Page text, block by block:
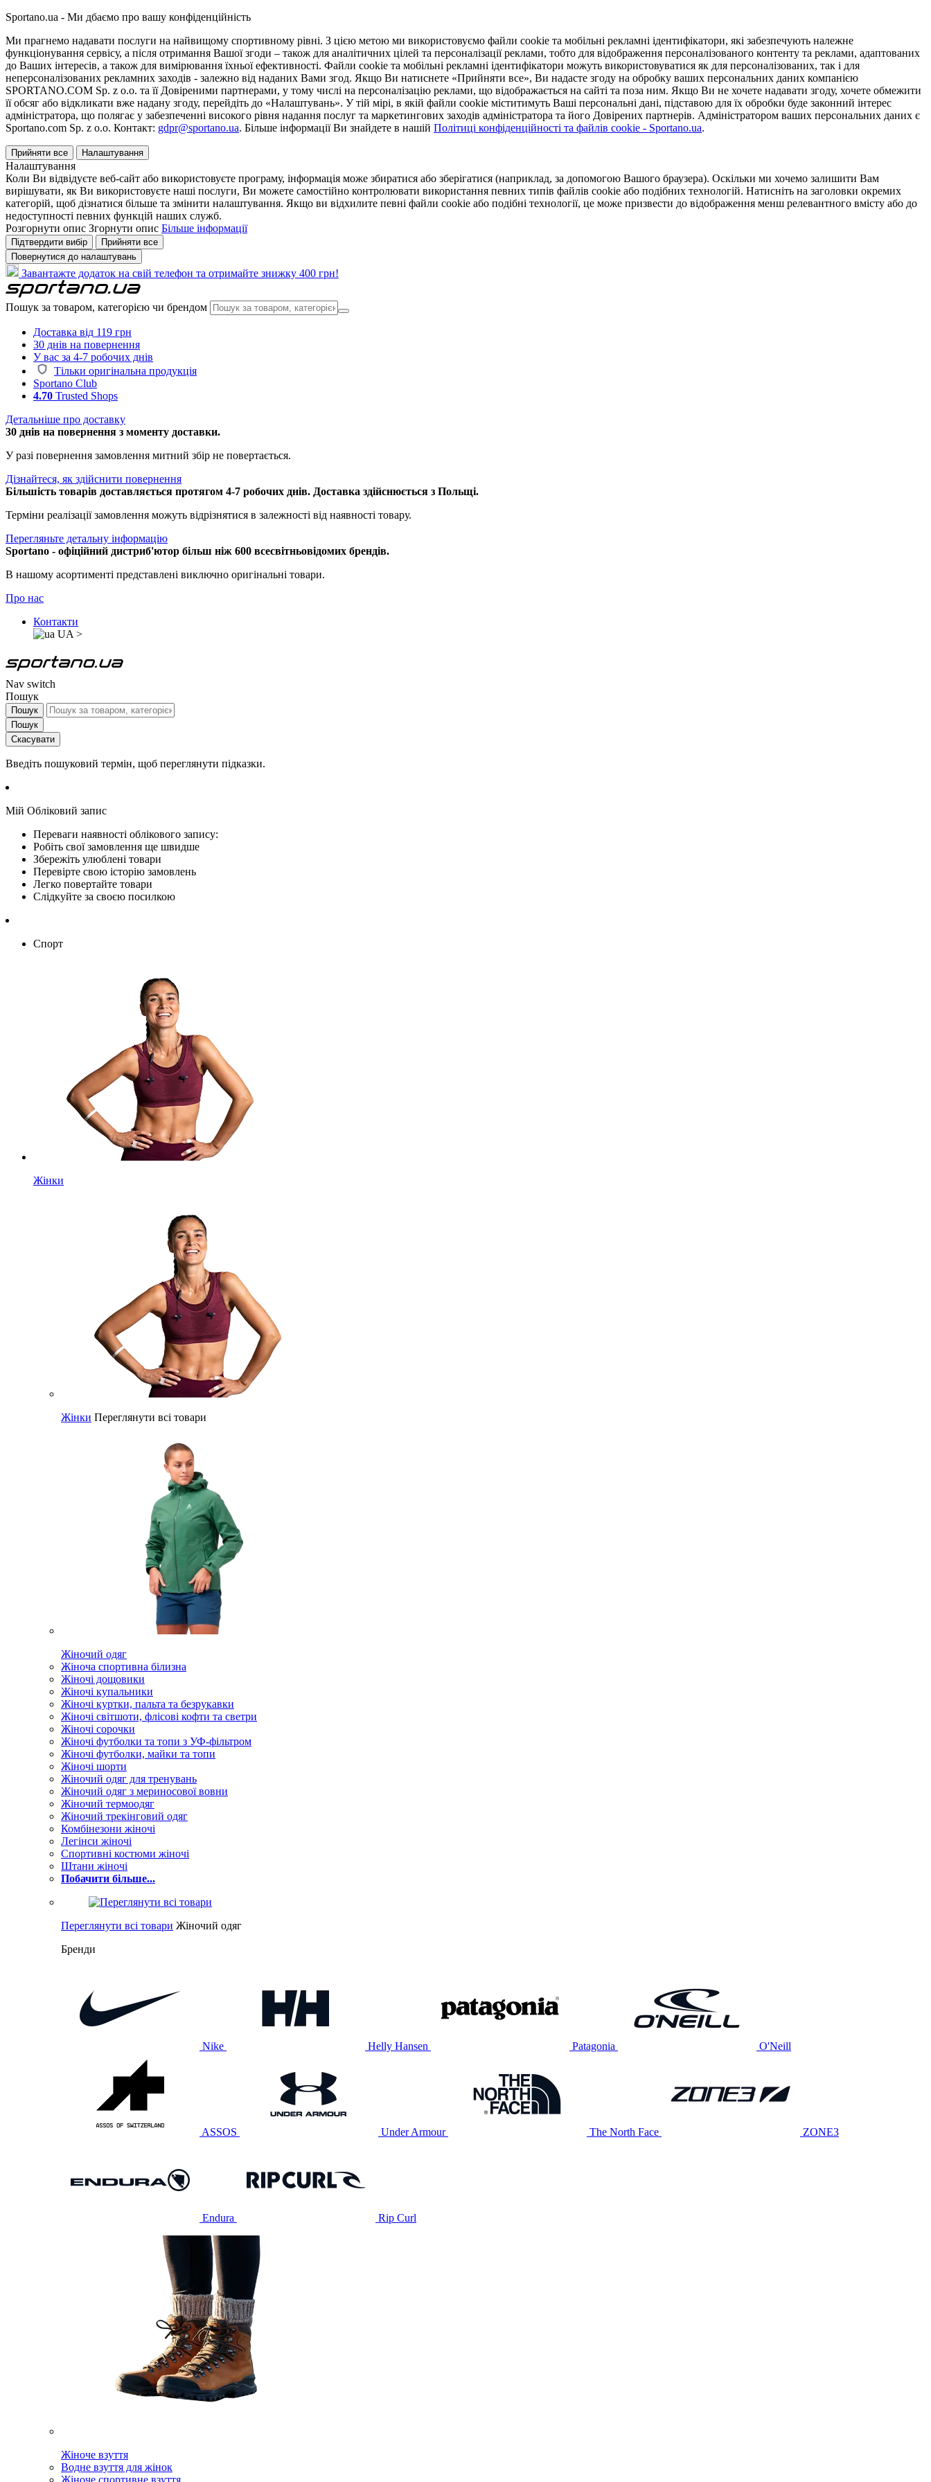
Sportano.ua - Ми дбаємо про вашу конфіденційність
Ми прагнемо надавати послуги на найвищому спортивному рівні. З цією метою ми використовуємо файли cookie та мобільні рекламні ідентифікатори, які забезпечують належне
функціонування сервісу, а після отримання Вашої згоди – також для аналітичних цілей та персоналізації реклами, тобто для відображення персоналізованого контенту та реклами, адаптованих
до Ваших інтересів, а також для вимірювання їхньої ефективності. Файли cookie та мобільні рекламні ідентифікатори можуть використовуватися як для персоналізованих, так і для
неперсоналізованих рекламних заходів - залежно від наданих Вами згод. Якщо Ви натиснете «Прийняти все», Ви надасте згоду на обробку ваших персональних даних компанією
SPORTANO.COM Sp. z o.o. та її Довіреними партнерами, у тому числі на персоналізацію реклами, що відображається на сайті та поза ним. Якщо Ви не хочете надавати згоду, хочете обмежити
її обсяг або відкликати вже надану згоду, перейдіть до «Налаштувань». У тій мірі, в якій файли cookie міститимуть Ваші персональні дані, підставою для їх обробки буде законний інтерес
адміністратора, що полягає у забезпеченні високого рівня надання послуг та маркетингових заходів адміністратора та його Довірених партнерів. Адміністратором ваших персональних даних є
Sportano.com Sp. z o.o. Контакт: gdpr@sportano.ua. Більше інформації Ви знайдете в нашій Політиці конфіденційності та файлів cookie - Sportano.ua.
Прийняти все Налаштування
Налаштування
Коли Ви відвідуєте веб-сайт або використовуєте програму, інформація може збиратися або зберігатися (наприклад, за допомогою Вашого браузера). Оскільки ми хочемо залишити Вам
вирішувати, як Ви використовуєте наші послуги, Ви можете самостійно контролювати використання певних типів файлів cookie або подібних технологій. Натисніть на заголовки окремих
категорій, щоб дізнатися більше та змінити налаштування. Якщо ви відхилите певні файли cookie або подібні технології, це може призвести до відображення менш релевантного вмісту або до
недоступності певних функцій наших служб.
Розгорнути опис Згорнути опис Більше інформації
Підтвердити вибір
Прийняти все
Повернутися до налаштувань
Завантажте додаток на свій телефон та отримайте знижку 400 грн!
Пошук за товаром, категорією чи брендом
Доставка від 119 грн
30 днів на повернення
У вас за 4-7 робочих днів
Тільки оригінальна продукція
Sportano Club
4.70 Trusted Shops
Детальніше про доставку
30 днів на повернення з моменту доставки.
У разі повернення замовлення митний збір не повертається.
Дізнайтеся, як здійснити повернення
Більшість товарів доставляється протягом 4-7 робочих днів. Доставка здійснюється з Польщі.
Терміни реалізації замовлення можуть відрізнятися в залежності від наявності товару.
Перегляньте детальну інформацію
Sportano - офіційний дистриб'ютор більш ніж 600 всесвітньовідомих брендів.
В нашому асортименті представлені виключно оригінальні товари.
Про нас
Контакти
UA >
Nav switch
Пошук
Пошук
Пошук
Скасувати
Введіть пошуковий термін, щоб переглянути підказки.
Мій Обліковий запис
Переваги наявності облікового запису:
Робіть свої замовлення ще швидше
Збережіть улюблені товари
Перевірте свою історію замовлень
Легко повертайте товари
Слідкуйте за своєю посилкою
Спорт
Жінки
Жінки Переглянути всі товари
Жіночий одяг
Жіноча спортивна білизна
Жіночі дощовики
Жіночі купальники
Жіночі куртки, пальта та безрукавки
Жіночі світшоти, флісові кофти та светри
Жіночі сорочки
Жіночі футболки та топи з УФ-фільтром
Жіночі футболки, майки та топи
Жіночі шорти
Жіночий одяг для тренувань
Жіночий одяг з мериносової вовни
Жіночий термоодяг
Жіночий трекінговий одяг
Комбінезони жіночі
Легінси жіночі
Спортивні костюми жіночі
Штани жіночі
Побачити більше...
Переглянути всі товари Жіночий одяг
Бренди
Nike Helly Hansen Patagonia O'Neill
ASSOS Under Armour The North Face ZONE3
Endura Rip Curl
Жіноче взуття
Водне взуття для жінок
Жіноче спортивне взуття